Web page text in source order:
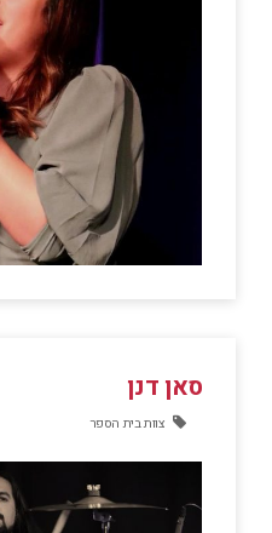
סאן דנן
צוות בית הספר